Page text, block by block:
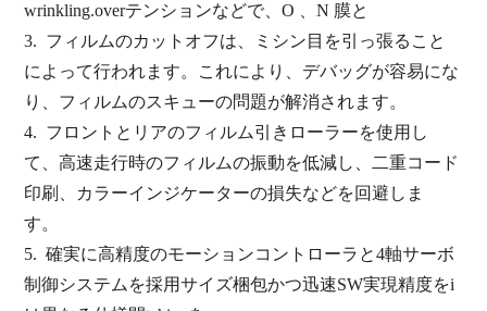
wrinkling.overテンションなどで 、O 、N 膜と
3. フィルムのカットオフは 、ミシン目を引っ張ること
によって行われます。 これにより、デバッグが容易にな
り
フィルムのスキューの問題が解消されます。
4. フロントと リアのフィルム引きローラーを使用し
て
、高速走行時のフィルムの振動を低減し、 二重コード
印刷、 カラーインジケーターの損失などを回避し ま
す。
5.確実に高精度のモーションコントローラと4軸サーボ
制御システムを採用サイズ梱包かつ迅速SW実現精度をi